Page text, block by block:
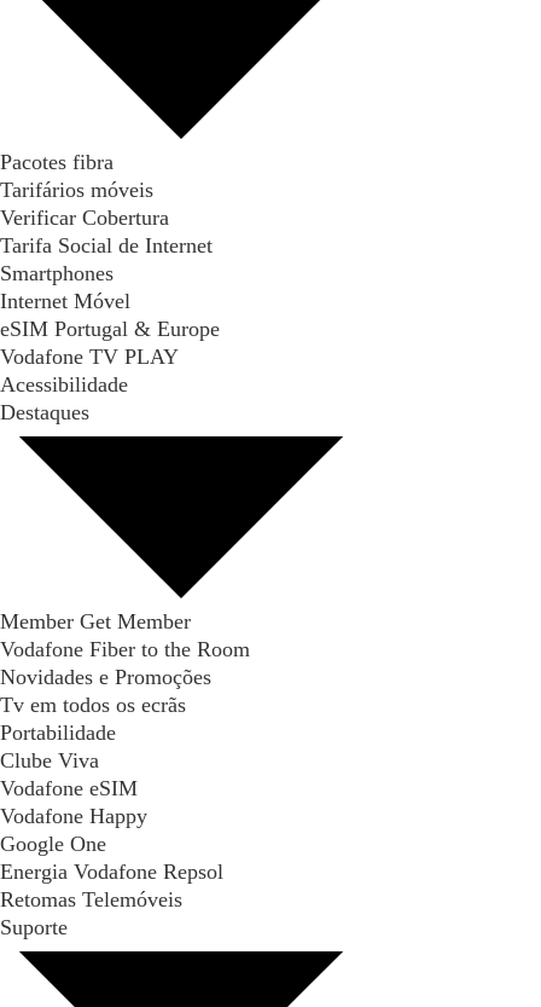
Pacotes fibra
Tarifários móveis
Verificar Cobertura
Tarifa Social de Internet
Smartphones
Internet Móvel
eSIM Portugal & Europe
Vodafone TV PLAY
Acessibilidade
Destaques
Member Get Member
Vodafone Fiber to the Room
Novidades e Promoções
Tv em todos os ecrãs
Portabilidade
Clube Viva
Vodafone eSIM
Vodafone Happy
Google One
Energia Vodafone Repsol
Retomas Telemóveis
Suporte